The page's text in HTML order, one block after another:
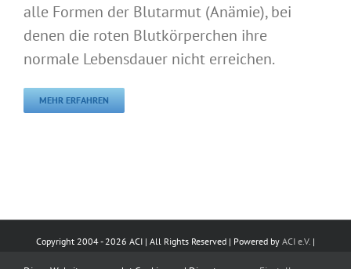
alle Formen der Blutarmut (Anämie), bei
denen die roten Blutkörperchen ihre
normale Lebensdauer nicht erreichen.
MEHR ERFAHREN
Copyright 2004 - 2026 ACI | All Rights Reserved | Powered by ACI e.V. |